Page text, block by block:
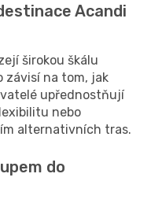
Acandi
širokou škálu
závisí na tom, jak
upřednostňují
nebo
alternativních tras.
do